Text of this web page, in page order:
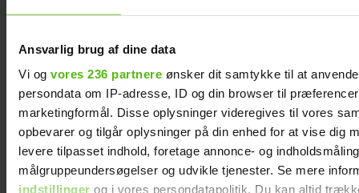
Ansvarlig brug af dine data
Vi og vores 236 partnere ønsker dit samtykke til at
persondata om IP-adresse, ID og din browser til
marketingformål. Disse oplysninger videregives til vores
opbevarer og tilgår oplysninger på din enhed for at vise dig
levere tilpasset indhold, foretage annonce- og
målgruppeundersøgelser og udvikle tjenester. Se mere
indstillinger og i vores persondatapolitik. Du kan altid
Inger Støjberg har startet en tradition med sin